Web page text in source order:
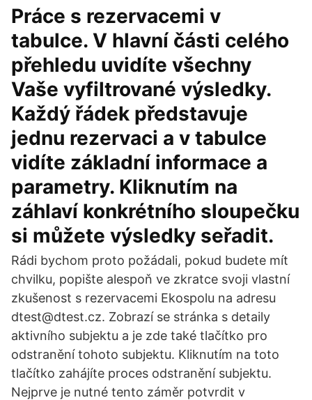
Práce s rezervacemi v
tabulce. V hlavní části celého
přehledu uvidíte všechny
Vaše vyfiltrované výsledky.
Každý řádek představuje
jednu rezervaci a v tabulce
vidíte základní informace a
parametry. Kliknutím na
záhlaví konkrétního sloupečku
si můžete výsledky seřadit.
Rádi bychom proto požádali, pokud budete mít
chvilku, popište alespoň ve zkratce svoji vlastní
zkušenost s rezervacemi Ekospolu na adresu
dtest@dtest.cz. Zobrazí se stránka s detaily
aktivního subjektu a je zde také tlačítko pro
odstranění tohoto subjektu. Kliknutím na toto
tlačítko zahájíte proces odstranění subjektu.
Nejprve je nutné tento záměr potvrdit v